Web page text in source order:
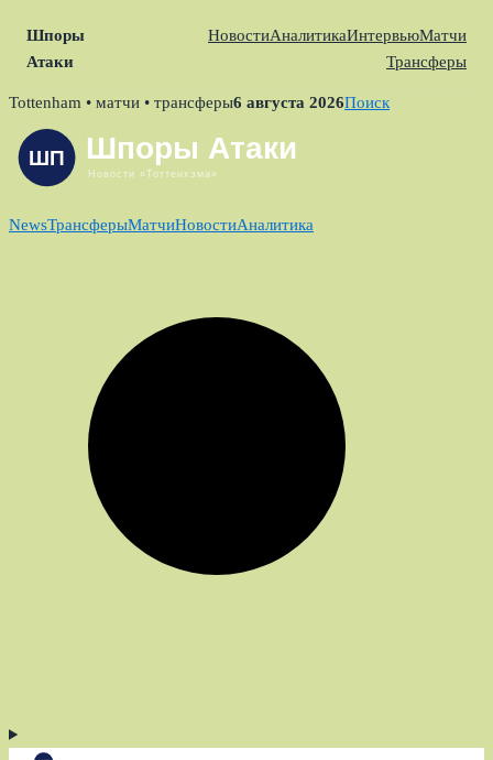
Шпоры
Атаки
НовостиАналитикаИнтервьюМатчи
Трансферы
Skip
content
Tottenham • матчи • трансферы6 августа 2026Поиск
NewsТрансферыМатчиНовостиАналитика